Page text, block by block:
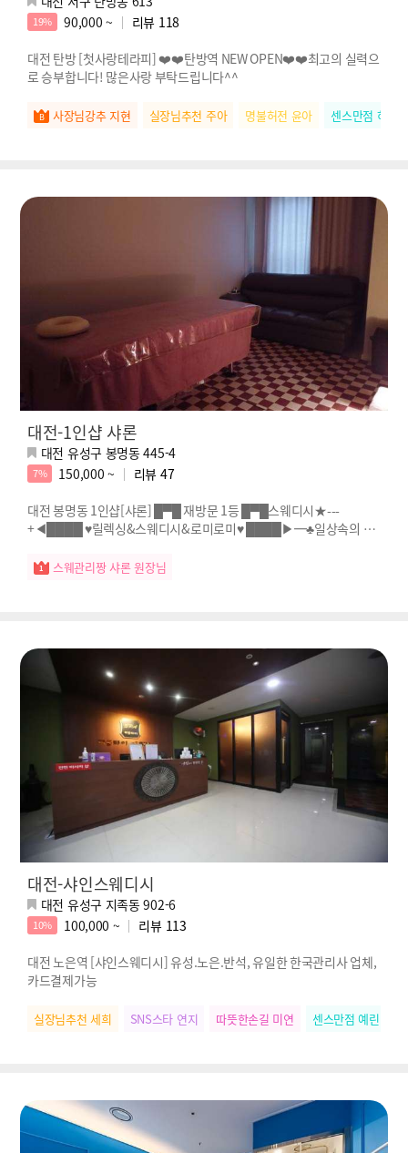
19% 90,000 ~ 리뷰 118
대전 탄방 [첫사랑테라피] ❤️❤️탄방역 NEW OPEN❤️❤️최고의 실력으
로 승부합니다! 많은사랑 부탁드립니다^^
사장님강추 지현 실장님추천 주아 명불허전 윤아 센스만점 하나
대전-1인샵 샤론
대전 유성구 봉명동 445-4
7% 150,000 ~ 리뷰 47
대전 봉명동 1인샵[샤론] █▀█ 재방문 1등 █▀█스웨디시★---
+◀████ ♥릴렉싱&스웨디시&로미로미♥ ████▶━♣일상속의 휴
스웨관리짱 샤론 원장님
대전-샤인스웨디시
대전 유성구 지족동 902-6
10% 100,000 ~ 리뷰 113
대전 노은역 [샤인스웨디시] 유성.노은.반석, 유일한 한국관리사 업체,
카드결제가능
실장님추천 세희 SNS스타 연지 따뜻한손길 미연 센스만점 예린